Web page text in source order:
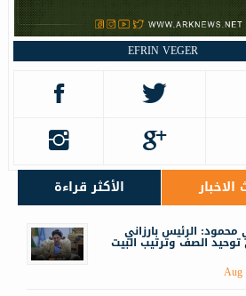
EFRIN VEGER
الأكثر قراءة
الرئيس بارزاني
الصف وترتيب البيت
Aug